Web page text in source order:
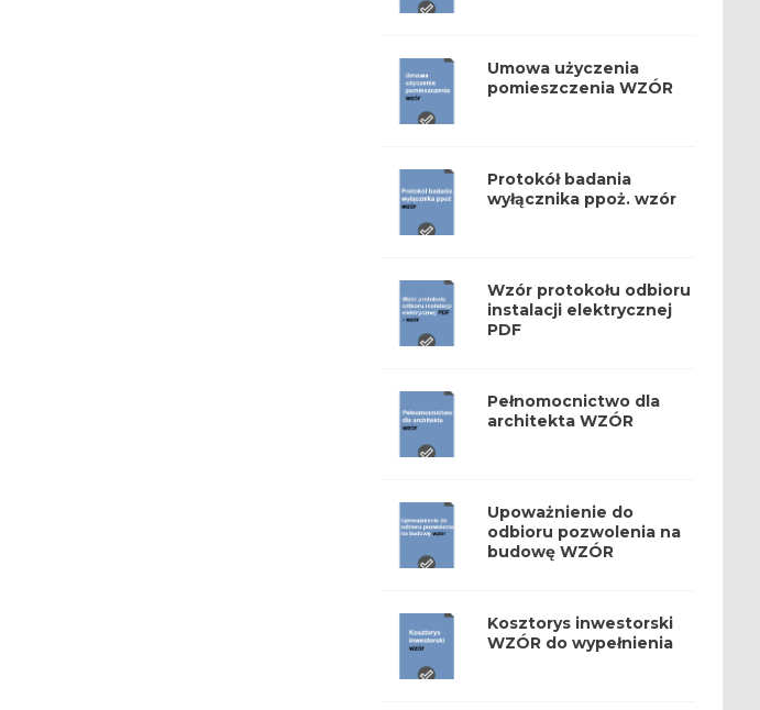
Umowa użyczenia
pomieszczenia WZÓR
Protokół badania
wyłącznika ppoż. wzór
Wzór protokołu odbioru
instalacji elektrycznej
PDF
Pełnomocnictwo dla
architekta WZÓR
Upoważnienie do
odbioru pozwolenia na
budowę WZÓR
Kosztorys inwestorski
WZÓR do wypełnienia